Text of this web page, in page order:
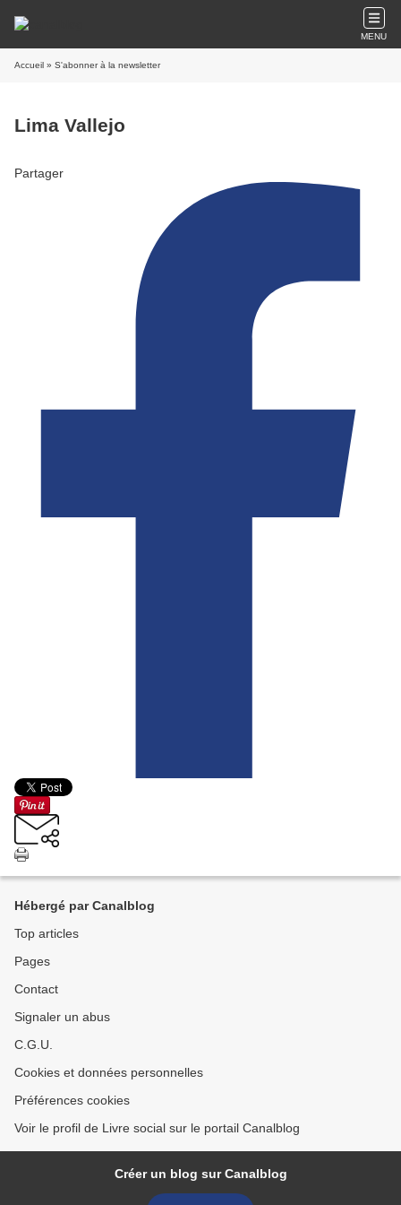
MENU
Accueil » S'abonner à la newsletter
Lima Vallejo
Partager
Hébergé par Canalblog
Top articles
Pages
Contact
Signaler un abus
C.G.U.
Cookies et données personnelles
Préférences cookies
Voir le profil de Livre social sur le portail Canalblog
Créer un blog sur Canalblog